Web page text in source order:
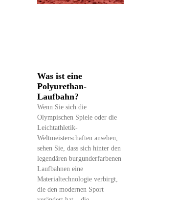
Was ist eine
Polyurethan-
Laufbahn?
Wenn Sie sich die
Olympischen Spiele oder die
Leichtathletik-
Weltmeisterschaften ansehen,
sehen Sie, dass sich hinter den
legendären burgunderfarbenen
Laufbahnen eine
Materialtechnologie verbirgt,
die den modernen Sport